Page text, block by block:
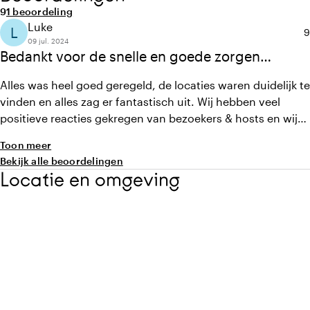
Gemiddelde beoordeling van 9 uit 10
9Aantal beoordelingen: 1
1 beoordeling
Bedankt voor de snelle en goede zorgen
L Luke
09 jul. 2024
9
Alles was heel goed geregeld, de locaties waren duidelijk te
vinden en alles zag er fantastisch uit. Wij hebben veel
positieve reacties gekregen van bezoekers & hosts en wij
jullie inzet en de samenwerking!
Toon meer
Bekijk alle beoordelingen
Locatie en omgeving